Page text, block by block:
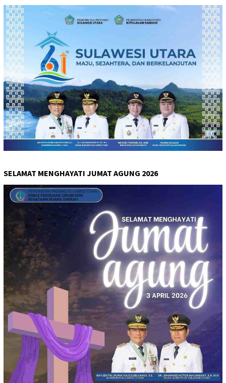
SELAMAT MENGHAYATI JUMAT AGUNG 2026